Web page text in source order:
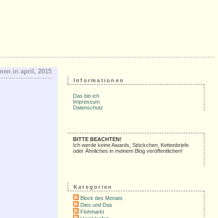
in april, 2015
Informationen
Das bin ich
Impressum
Datenschutz
BITTE BEACHTEN!
Ich werde keine Awards, Stöckchen, Kettenbriefe
oder Ähnliches in meinem Blog veröffentlichen!
Kategorien
Block des Monats
Dies und Das
Flohmarkt